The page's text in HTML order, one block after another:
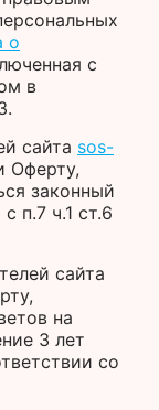
о
с
в
сайта sos-
Оферту,
законный
п.7 ч.1 ст.6
сайта
на
3 лет
со